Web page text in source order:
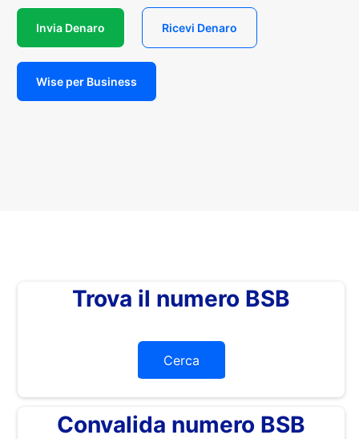
Invia Denaro Ricevi Denaro
Wise per Business
Trova il numero BSB
Cerca
Convalida numero BSB